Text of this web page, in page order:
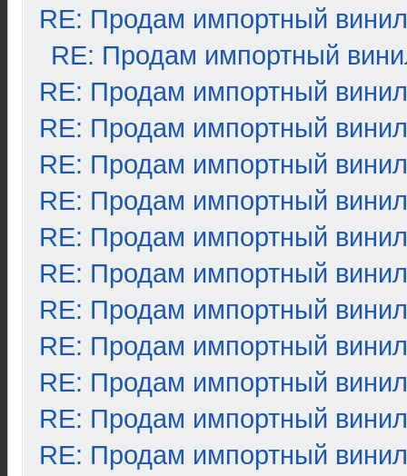
RE: Продам импортный винил
RE: Продам импортный
RE: Продам импортный винил
RE: Продам импортный винил
RE: Продам импортный винил
RE: Продам импортный винил
RE: Продам импортный винил
RE: Продам импортный винил
RE: Продам импортный винил
RE: Продам импортный винил
RE: Продам импортный винил
RE: Продам импортный винил
RE: Продам импортный винил